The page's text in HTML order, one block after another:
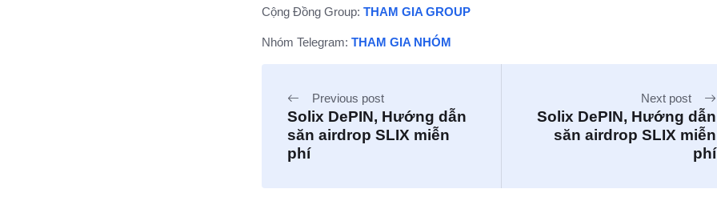
Cộng Đồng Group: THAM GIA GROUP
Nhóm Telegram: THAM GIA NHÓM
Previous post
Solix DePIN, Hướng dẫn
săn airdrop SLIX miễn
phí
Next post
Solix DePIN, Hướng dẫn
săn airdrop SLIX miễn
phí